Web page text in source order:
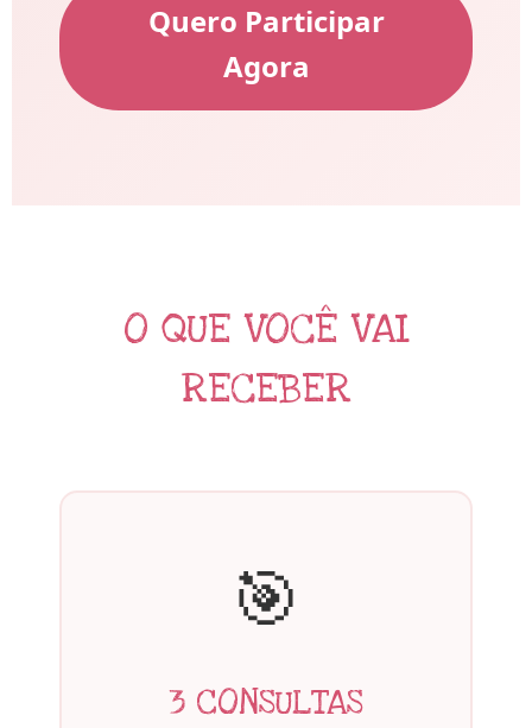
Quero Participar
Agora
O QUE VOCÊ VAI
RECEBER
🎯
3 CONSULTAS